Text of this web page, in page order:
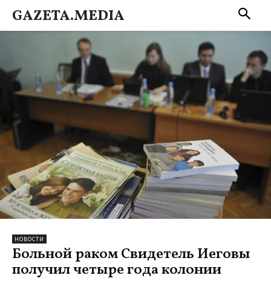
GAZETA.MEDIA
НОВОСТИ
Больной раком Свидетель Иеговы
получил четыре года колонии